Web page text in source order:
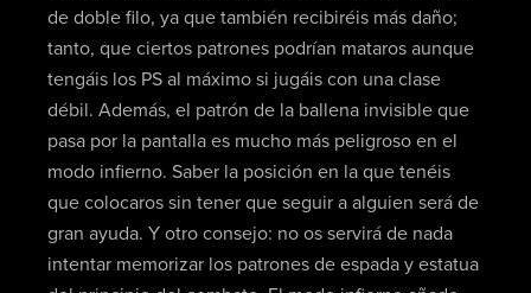
de doble filo, ya que también recibiréis más daño;
tanto, que ciertos patrones podrían mataros aunque
tengáis los PS al máximo si jugáis con una clase
débil. Además, el patrón de la ballena invisible que
pasa por la pantalla es mucho más peligroso en el
modo infierno. Saber la posición en la que tenéis
que colocaros sin tener que seguir a alguien será de
gran ayuda. Y otro consejo: no os servirá de nada
intentar memorizar los patrones de espada y estatua